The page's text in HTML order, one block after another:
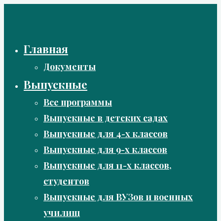
Главная
Документы
Выпускные
Все программы
Выпускные в детских садах
Выпускные для 4-х классов
Выпускные для 9-х классов
Выпускные для 11-х классов,
студентов
Выпускные для ВУЗов и военных
училищ